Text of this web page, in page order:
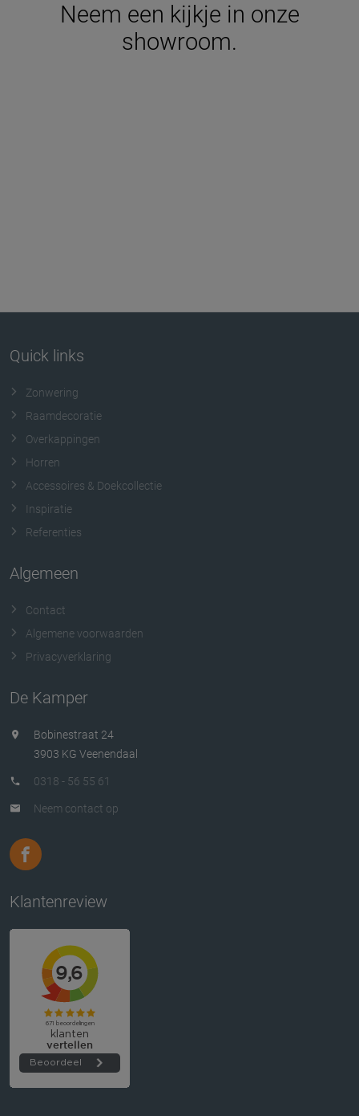
Neem een kijkje in onze
showroom.
Quick links
Zonwering
Raamdecoratie
Overkappingen
Horren
Accessoires & Doekcollectie
Inspiratie
Referenties
Algemeen
Contact
Algemene voorwaarden
Privacyverklaring
De Kamper
Bobinestraat 24
3903 KG Veenendaal
0318 - 56 55 61
Neem contact op
Klantenreview